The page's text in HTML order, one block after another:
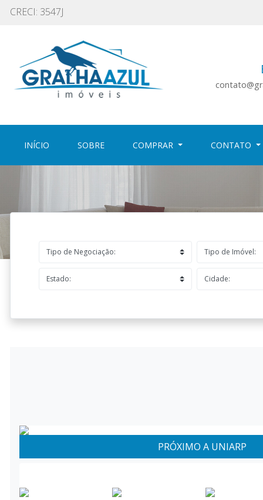
CRECI: 3547J
INÍCIO (CURRENT)SOBRE(CURRENT)COMPRAR CONTATO
PRÓXIMO A UNIARP